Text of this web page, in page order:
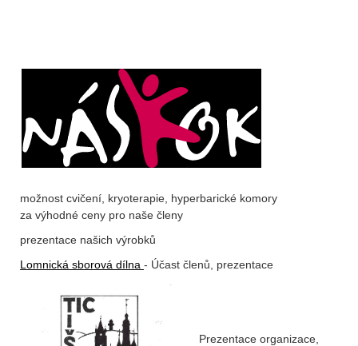
možnost cvičení, kryoterapie, hyperbarické komory
za výhodné ceny pro naše členy
prezentace našich výrobků
Lomnická sborová dílna - Účast členů, prezentace
Prezentace organizace,